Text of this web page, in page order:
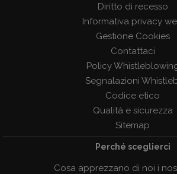
Diritto di recesso
Informativa privacy
Gestione Cookies
Contattaci
Policy
Segnalazioni
Codice etico
Qualità e sicurezza
Sitemap
Perché sceglierci
Cosa apprezzano di noi i